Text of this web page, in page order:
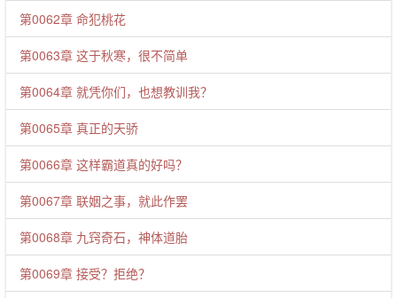
第0062章 命犯桃花
第0063章 这于秋寒，很不简单
第0064章 就凭你们，也想教训我？
第0065章 真正的天骄
第0066章 这样霸道真的好吗？
第0067章 联姻之事，就此作罢
第0068章 九窍奇石，神体道胎
第0069章 接受？拒绝？